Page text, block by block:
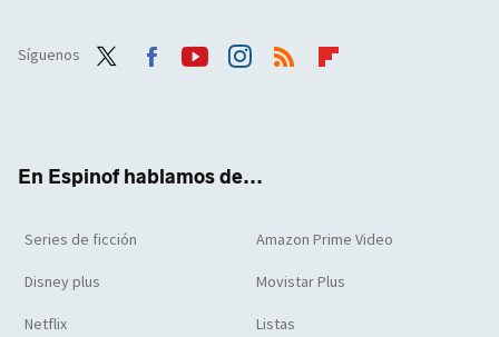
Síguenos
En Espinof hablamos de...
Series de ficción Amazon Prime Video
Disney plus Movistar Plus
Netflix Listas